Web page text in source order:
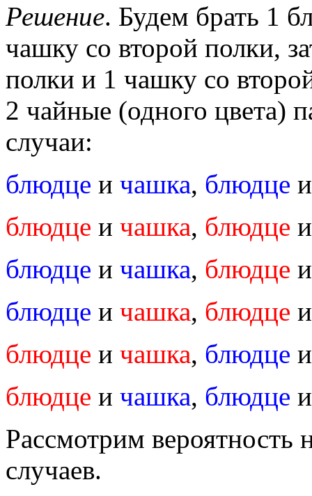
Решение. Будем брать 1
чашку со второй полки,
полки и 1 чашку со
2 чайные (одного цвета)
случаи:
блюдце и чашка, блюдце
блюдце и чашка, блюдце
блюдце и чашка, блюдце
блюдце и чашка, блюдце
блюдце и чашка, блюдце
блюдце и чашка, блюдце
Рассмотрим вероятность
случаев.